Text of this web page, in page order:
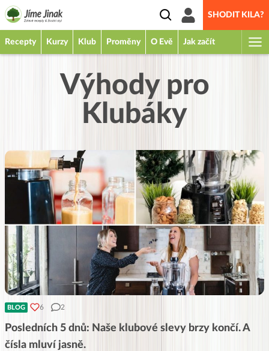
SHODIT KILA?
Recepty Kurzy Klub Proměny O Evě Jak začít
Výhody pro
Klubáky
BLOG 6 2
Posledních 5 dnů: Naše klubové slevy brzy končí. A
čísla mluví jasně.